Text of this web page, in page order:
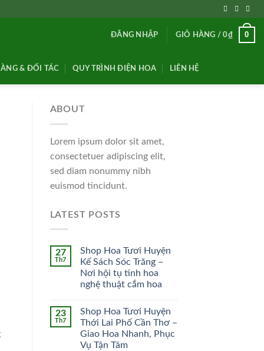
ĐĂNG NHẬP GIỎ HÀNG /0₫ 0
& ĐỐI TÁC QUY TRÌNH ĐIỆN HOA LIÊN HỆ
HOA CÔ DÂU
51 SẢN PHẨM
HOA KHAI TRƯƠNG
ABOUT
Lorem ipsum dolor sit amet,
consectetuer adipiscing elit,
sed diam nonummy nibh
euismod tincidunt.
LATEST POSTS
27
Th7
Shop Hoa Tươi Huyện
Kế Sách Sóc Trăng –
Nơi hội tụ tinh hoa
nghệ thuật cắm hoa
23
Th7
Shop Hoa Tươi Huyện
Thới Lai Phố Cần Thơ –
Giao Hoa Nhanh, Phục
Vụ Tận Tâm